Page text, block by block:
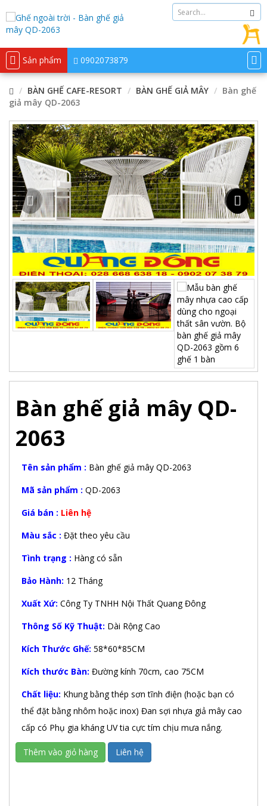
Sản phẩm 0902073879
BÀN GHẾ CAFE-RESORT BÀN GHẾ GIẢ MÂY
Bàn ghế
giả mây QD-2063
Bàn ghế giả mây QD-
2063
Tên sản phẩm : Bàn ghế giả mây QD-2063
Mã sản phẩm : QD-2063
Giá bán : Liên hệ
Màu sắc : Đặt theo yêu cầu
Tình trạng : Hàng có sẵn
Bảo Hành: 12 Tháng
Xuất Xứ: Công Ty TNHH Nội Thất Quang Đông
Thông Số Kỹ Thuật: Dài Rộng Cao
Kích Thước Ghế: 58*60*85CM
Kích thước Bàn: Đường kính 70cm, cao 75CM
Chất liệu: Khung bằng thép sơn tĩnh điện (hoặc bạn có
thể đặt bằng nhôm hoặc inox) Đan sợi nhựa giả mây cao
cấp có Phụ gia kháng UV tia cực tím chịu mưa nắng.
Thêm vào giỏ hàng Liên hệ